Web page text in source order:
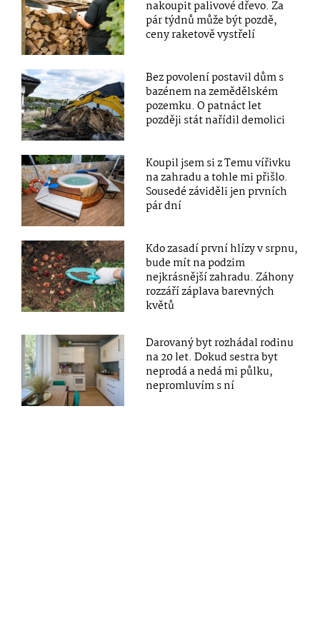
nakoupit palivové dřevo. Za
pár týdnů může být pozdě,
ceny raketově vystřelí
Bez povolení postavil dům s
bazénem na zemědělském
pozemku. O patnáct let
později stát nařídil demolici
Koupil jsem si z Temu vířivku
na zahradu a tohle mi přišlo.
Sousedé záviděli jen prvních
pár dní
Kdo zasadí první hlízy v srpnu,
bude mít na podzim
nejkrásnější zahradu. Záhony
rozzáří záplava barevných
květů
Darovaný byt rozhádal rodinu
na 20 let. Dokud sestra byt
neprodá a nedá mi půlku,
nepromluvím s ní